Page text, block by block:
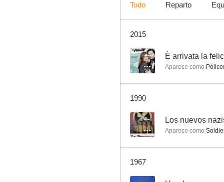
Lo que el viento se llevó
8.0
Todo Reparto
2015
-- È arrivata la
Aparece como
1990
-- Los nuevos
Aparece como
1967